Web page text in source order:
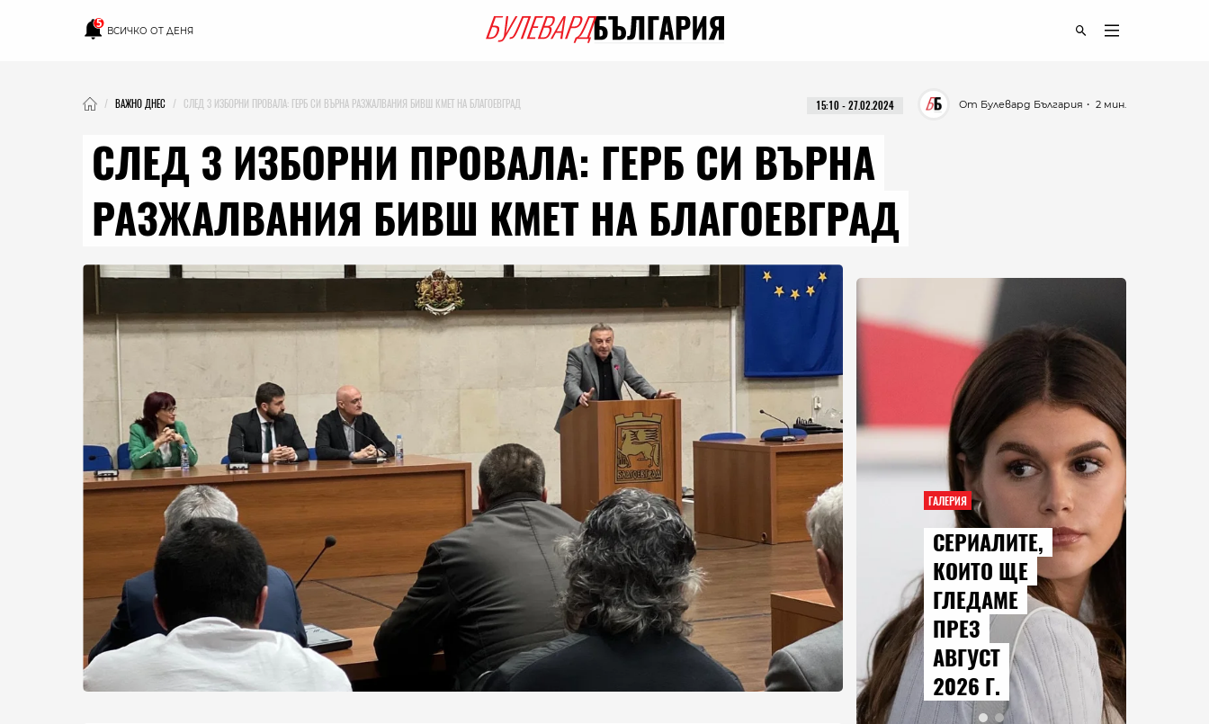
5
ВСИЧКО ОТ ДЕНЯ
ВАЖНО ДНЕС СЛЕД 3 ИЗБОРНИ ПРОВАЛА: ГЕРБ СИ ВЪРНА РАЗЖАЛВАНИЯ БИВШ КМЕТ НА БЛАГОЕВГРАД ・ 2 мин.
От Булевард България
15:10 - 27.02.2024
СЛЕД 3 ИЗБОРНИ ПРОВАЛА: ГЕРБ СИ ВЪРНА
РАЗЖАЛВАНИЯ БИВШ КМЕТ НА БЛАГОЕВГРАД
ГАЛЕРИЯ
СЕРИАЛИТЕ,
КОИТО ЩЕ
ГЛЕДАМЕ
ПРЕЗ
АВГУСТ
2026 Г.